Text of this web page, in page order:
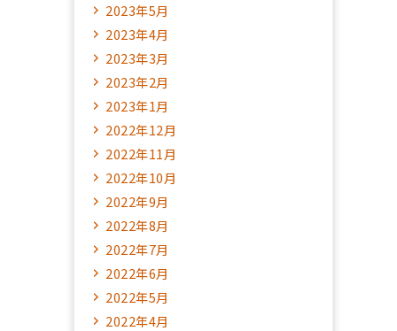
2023年5月
2023年4月
2023年3月
2023年2月
2023年1月
2022年12月
2022年11月
2022年10月
2022年9月
2022年8月
2022年7月
2022年6月
2022年5月
2022年4月